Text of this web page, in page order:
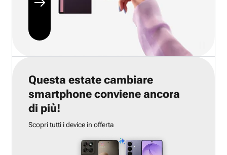
Questa estate cambiare
smartphone conviene ancora
di più!
Scopri tutti i device in offerta